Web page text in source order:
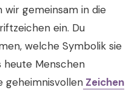
wir gemeinsam in die
ein. Du
welche Symbolik sie
heute Menschen
geheimnisvollen Zeichen